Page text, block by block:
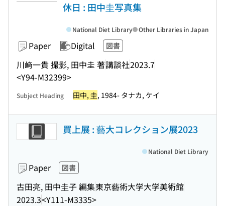
休日 : 田中圭写真集
Paper Digital 図書
川﨑一貴 撮影, 田中圭 著講談社2023.7
<Y94-M32399>
National Diet Library Other Libraries in Japan
Subject Heading 田中, 圭, 1984- タナカ, ケイ
買上展 : 藝大コレクション展2023
Paper 図書
古田亮, 田中圭子 編集東京藝術大学大学美術館
2023.3<Y111-M3335>
National Diet Library